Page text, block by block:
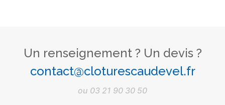
Un renseignement ? Un devis ?
contact@cloturescaudevel.fr
ou 03 21 90 30 50